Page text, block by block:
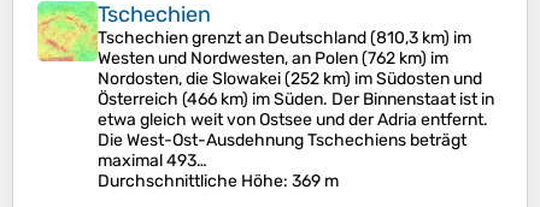
Tschechien
Tschechien grenzt an Deutschland (810,3 km) im
Westen und Nordwesten, an Polen (762 km) im
Nordosten, die Slowakei (252 km) im Südosten und
Österreich (466 km) im Süden. Der Binnenstaat ist in
etwa gleich weit von Ostsee und der Adria entfernt.
Die West-Ost-Ausdehnung Tschechiens beträgt
maximal 493…
Durchschnittliche Höhe: 369 m